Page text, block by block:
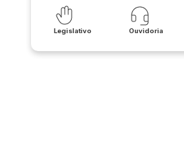
Legislativo Ouvidoria